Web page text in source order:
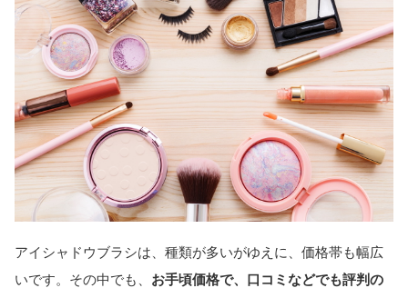
アイシャドウブラシは、種類が多いがゆえに、価格帯も幅広
いです。その中でも、 お手頃価格で、口コミなどでも評判の